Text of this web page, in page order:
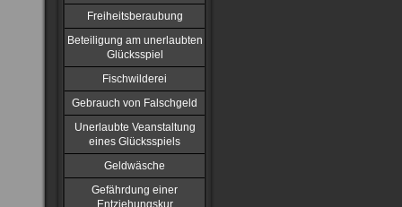
Freiheitsberaubung
Beteiligung am unerlaubten
Glücksspiel
Fischwilderei
Gebrauch von Falschgeld
Unerlaubte Veanstaltung
eines Glücksspiels
Geldwäsche
Gefährdung einer
Entziehungskur